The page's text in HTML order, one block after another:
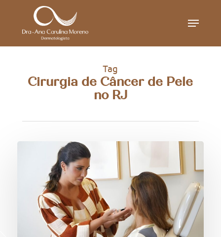
Menu
Tag
Cirurgia de Câncer de Pele
no RJ